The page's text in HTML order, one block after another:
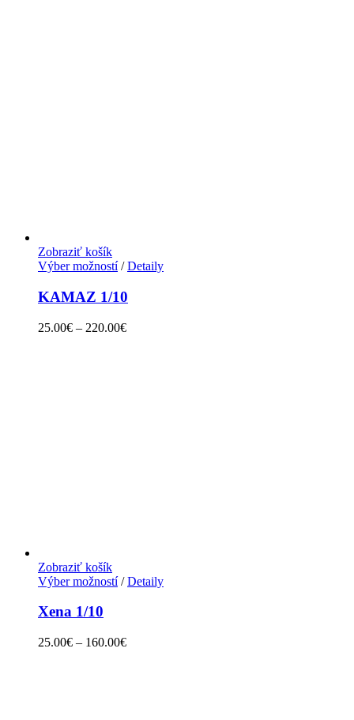
Zobraziť košík
Výber možností/ Detaily
KAMAZ 1/10
25.00€ – 220.00€
Zobraziť košík
Výber možností/ Detaily
Xena 1/10
25.00€ – 160.00€